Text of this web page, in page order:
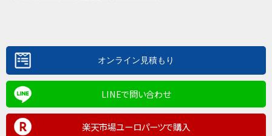
LINEで問い合わせ
楽天市場ユーロパーツで購入